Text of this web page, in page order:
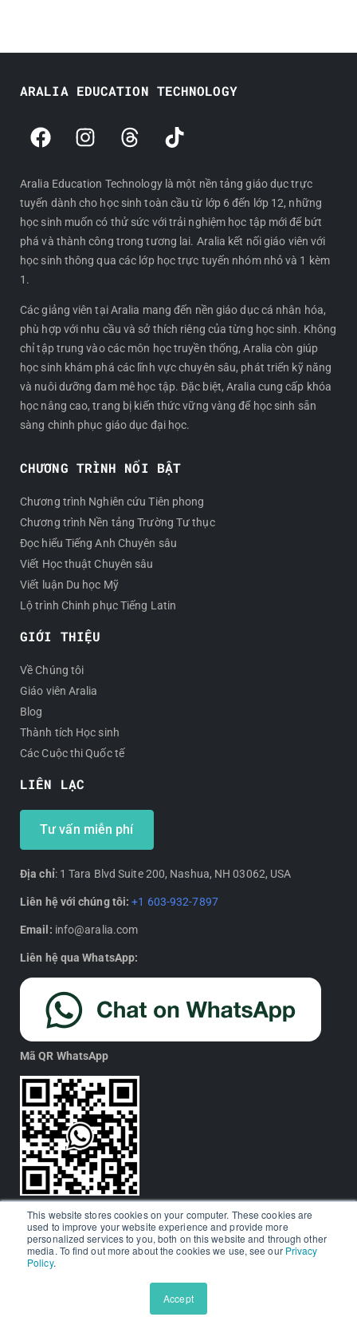
This website stores cookies on your computer. These cookies are
used to improve your website experience and provide more
personalized services to you, both on this website and through other
media. To find out more about the cookies we use, see our Privacy
Policy.
Accept
ARALIA EDUCATION TECHNOLOGY
F
a
e
b
o
o
k
I
n
t
a
g
r
a
T
h
e
a
d
s
T
i
t
o
k
Aralia Education Technology là một nền tảng giáo dục trực
tuyến dành cho học sinh toàn cầu từ lớp 6 đến lớp 12, những
học sinh muốn có thử sức với trải nghiệm học tập mới để bứt
phá và thành công trong tương lai. Aralia kết nối giáo viên với
học sinh thông qua các lớp học trực tuyến nhóm nhỏ và 1 kèm
1.
Các giảng viên tại Aralia mang đến nền giáo dục cá nhân hóa,
phù hợp với nhu cầu và sở thích riêng của từng học sinh. Không
chỉ tập trung vào các môn học truyền thống, Aralia còn giúp
học sinh khám phá các lĩnh vực chuyên sâu, phát triển kỹ năng
và nuôi dưỡng đam mê học tập. Đặc biệt, Aralia cung cấp khóa
học nâng cao, trang bị kiến thức vững vàng để học sinh sẵn
sàng chinh phục giáo dục đại học.
CHƯƠNG TRÌNH NỔI BẬT
Chương trình Nghiên cứu Tiên phong
Chương trình Nền tảng Trường Tư thục
Đọc hiểu Tiếng Anh Chuyên sâu
Viết Học thuật Chuyên sâu
Viết luận Du học Mỹ
Lộ trình Chinh phục Tiếng Latin
GIỚI THIỆU
Về Chúng tôi
Giáo viên Aralia
Blog
Thành tích Học sinh
Các Cuộc thi Quốc tế
LIÊN LẠC
Tư vấn miễn phí
Địa chỉ: 1 Tara Blvd Suite 200, Nashua, NH 03062, USA
Liên hệ với chúng tôi: +1 603-932-7897
Email: info@aralia.com
Liên hệ qua WhatsApp:
Mã QR WhatsApp
© Aralia Education Technology 2026. All rights reserved.